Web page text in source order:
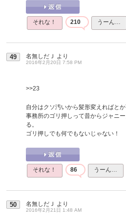
それな！ 210 うーん…
49 名無しだＪ より
2016年2月20日 7:58 PM
>>23
自分はクソ汚いから髪形変えればとか
事務所のゴリ押しって昔からジャニ
る。
ゴリ押しでも何でもないじゃない！
それな！ 86 うーん…
50 名無しだＪ より
2016年2月21日 1:48 AM